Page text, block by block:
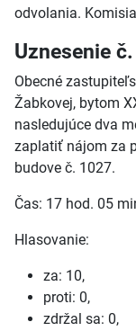
odvolania.
Uznesenie
Obecné
Žabkovej, bytom
nasledujúce dva
zaplatiť nájom za
budove č. 1027.
Čas: 17 hod. 05
Hlasovanie:
za: 10,
proti: 0,
zdržal sa: 0,